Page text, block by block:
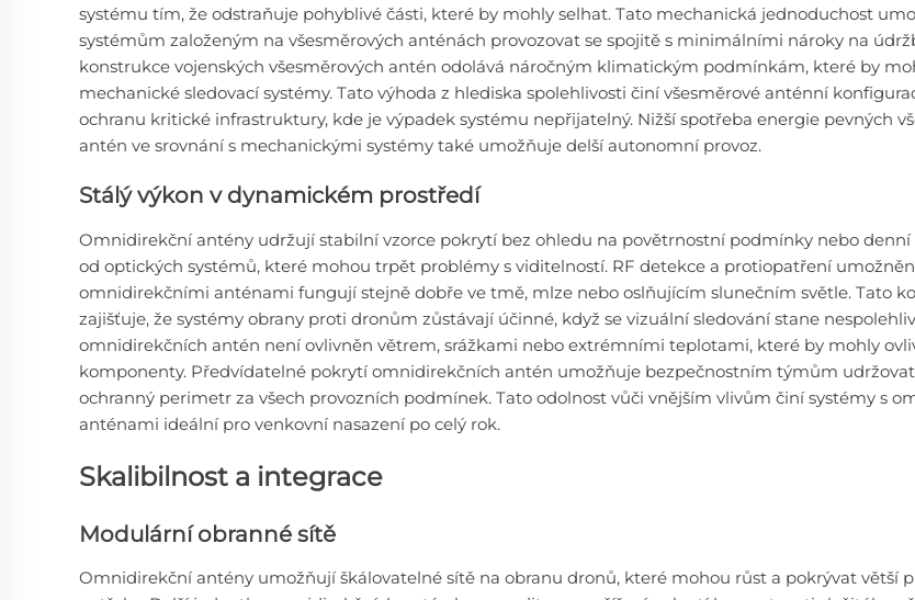
systému tím, že odstraňuje pohyblivé části, které by mohly selhat. Tato mechanická jednoduchost
systémům založeným na všesměrových anténách provozovat se spojitě s minimálními nároky na
konstrukce vojenských všesměrových antén odolává náročným klimatickým podmínkám, které by
mechanické sledovací systémy. Tato výhoda z hlediska spolehlivosti činí všesměrové anténní
ochranu kritické infrastruktury, kde je výpadek systému nepřijatelný. Nižší spotřeba energie pevných
antén ve srovnání s mechanickými systémy také umožňuje delší autonomní provoz.
Stálý výkon v dynamickém prostředí
Omnidirekční antény udržují stabilní vzorce pokrytí bez ohledu na povětrnostní podmínky nebo denní
od optických systémů, které mohou trpět problémy s viditelností. RF detekce a protiopatření
omnidirekčními anténami fungují stejně dobře ve tmě, mlze nebo oslňujícím slunečním světle. Tato
zajišťuje, že systémy obrany proti dronům zůstávají účinné, když se vizuální sledování stane
omnidirekčních antén není ovlivněn větrem, srážkami nebo extrémními teplotami, které by mohly
komponenty. Předvídatelné pokrytí omnidirekčních antén umožňuje bezpečnostním týmům
ochranný perimetr za všech provozních podmínek. Tato odolnost vůči vnějším vlivům činí systémy s
anténami ideální pro venkovní nasazení po celý rok.
Skalibilnost a integrace
Modulární obranné sítě
Omnidirekční antény umožňují škálovatelné sítě na obranu dronů, které mohou růst a pokrývat větší